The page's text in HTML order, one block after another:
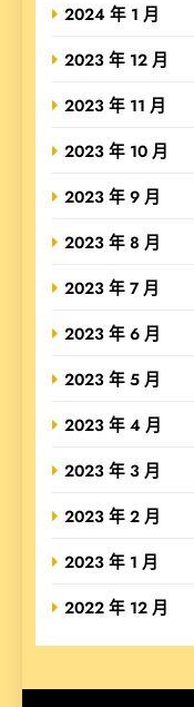
2024 年 1 月
2023 年 12 月
2023 年 11 月
2023 年 10 月
2023 年 9 月
2023 年 8 月
2023 年 7 月
2023 年 6 月
2023 年 5 月
2023 年 4 月
2023 年 3 月
2023 年 2 月
2023 年 1 月
2022 年 12 月